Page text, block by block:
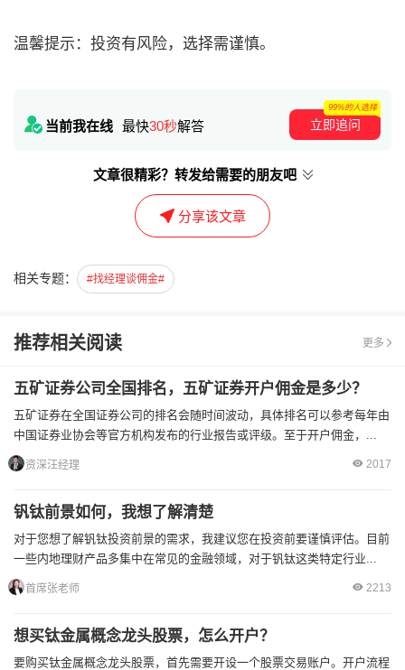
温馨提示：投资有风险，选择需谨慎。
当前我在线 最快30秒解答 立即追问
99%的人选择
文章很精彩？转发给需要的朋友吧
分享该文章
相关专题： #找经理谈佣金#
推荐相关阅读 更多
五矿证券公司全国排名，五矿证券开户佣金是多少？
五矿证券在全国证券公司的排名会随时间波动，具体排名可以参考每年由
中国证券业协会等官方机构发布的行业报告或评级。至于开户佣金，...
资深汪经理 2017
钒钛前景如何，我想了解清楚
对于您想了解钒钛投资前景的需求，我建议您在投资前要谨慎评估。目前
一些内地理财产品多集中在常见的金融领域，对于钒钛这类特定行业...
首席张老师 2213
想买钛金属概念龙头股票，怎么开户？
要购买钛金属概念龙头股票，首先需要开设一个股票交易账户。开户流程